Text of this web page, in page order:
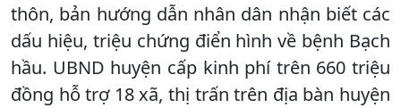
thôn, bản hướng dẫn nhân dân nhận biết các
dấu hiệu, triệu chứng điển hình về bệnh Bạch
hầu. UBND huyện cấp kinh phí trên 660 triệu
đồng hỗ trợ 18 xã, thị trấn trên địa bàn huyện